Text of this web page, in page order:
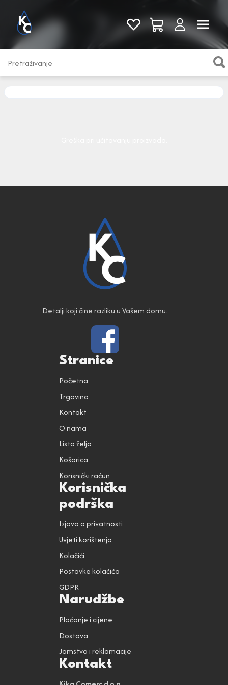
Pogledaj sve
Detalji koji čine razliku u Vašem domu.
Stranice
Početna
Trgovina
Kontakt
O nama
Lista želja
Košarica
Korisnički račun
Korisnička
podrška
Izjava o privatnosti
Uvjeti korištenja
Kolačići
Postavke kolačića
GDPR
Narudžbe
Plaćanje i cijene
Dostava
Jamstvo i reklamacije
Kontakt